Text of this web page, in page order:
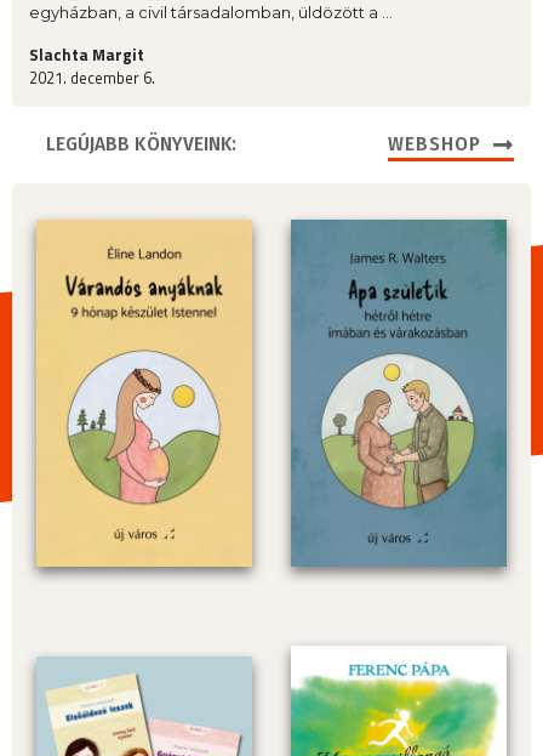
egyházban, a civil társadalomban, üldözött a ...
Slachta Margit
2021. december 6.
LEGÚJABB KÖNYVEINK: WEBSHOP